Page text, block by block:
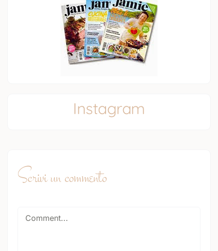
Instagram
Scrivi un commento
Comment